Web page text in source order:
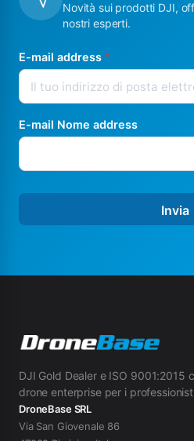
Novità sui prodotti DJI,
nostri esperti.
E-mail address *
E-mail Nome address
Invia
DJI Gold Dealer e ISO 9001:2015
drone enterprise per i
DroneBase SRL
Via San Giovenale 86